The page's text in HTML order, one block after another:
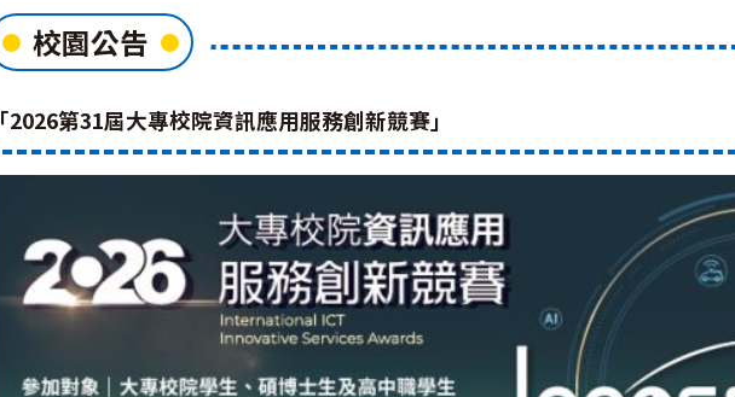
校園公告
「2026第31屆大專校院資訊應用服務創新競賽」